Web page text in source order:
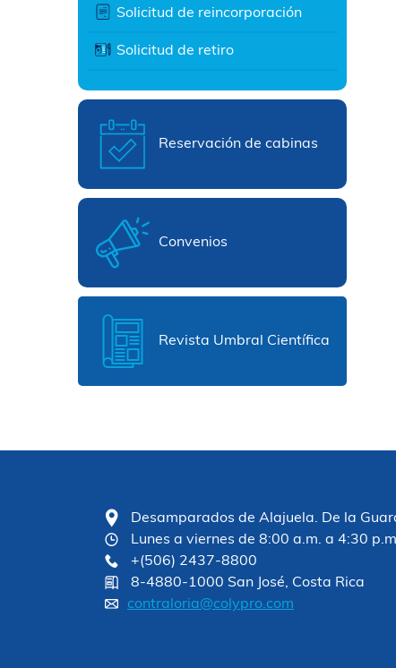
Solicitud de reincorporación
Solicitud de retiro
Reservación de cabinas
Convenios
Revista Umbral Científica
Desamparados de Alajuela. De la
Lunes a viernes de 8:00 a.m. a 4:30
+(506) 2437-8800
8-4880-1000 San José, Costa Rica
contraloria@colypro.com